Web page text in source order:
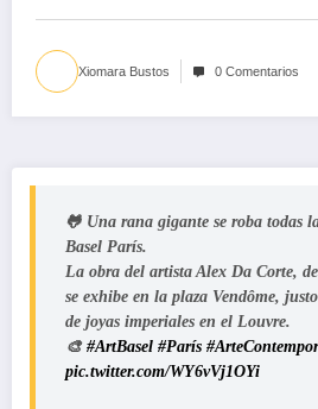
Xiomara Bustos 0 Comentarios
🐸 Una rana gigante se roba todas
Basel París.
La obra del artista Alex Da Corte,
se exhibe en la plaza Vendôme,
de joyas imperiales en el Louvre.
🎨 #ArtBasel #París
pic.twitter.com/WY6vVj1OYi